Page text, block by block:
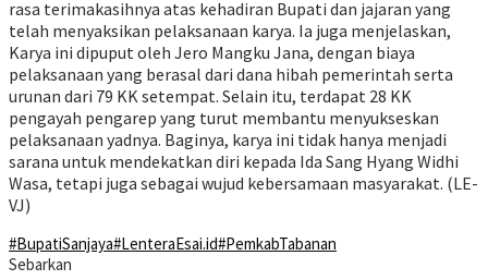
rasa terimakasihnya atas kehadiran Bupati dan jajaran yang
telah menyaksikan pelaksanaan karya. Ia juga menjelaskan,
Karya ini dipuput oleh Jero Mangku Jana, dengan biaya
pelaksanaan yang berasal dari dana hibah pemerintah serta
urunan dari 79 KK setempat. Selain itu, terdapat 28 KK
pengayah pengarep yang turut membantu menyukseskan
pelaksanaan yadnya. Baginya, karya ini tidak hanya menjadi
sarana untuk mendekatkan diri kepada Ida Sang Hyang Widhi
Wasa, tetapi juga sebagai wujud kebersamaan masyarakat. (LE-
VJ)
#BupatiSanjaya#LenteraEsai.id#PemkabTabanan
Sebarkan